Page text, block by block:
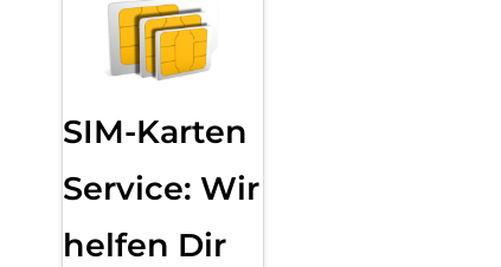
SIM-Karten
Service: Wir
helfen Dir